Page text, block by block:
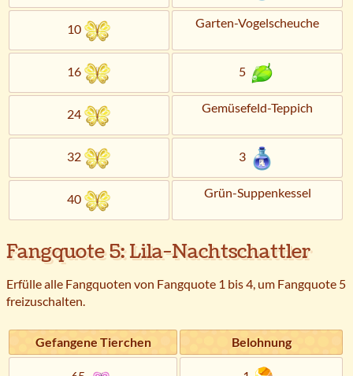
10 Garten-Vogelscheuche
16 5
24 Gemüsefeld-Teppich
32 3
40 Grün-Suppenkessel
Fangquote 5: Lila-Nachtschattler
Erfülle alle Fangquoten von Fangquote 1 bis 4, um Fangquote 5
freizuschalten.
Gefangene Tierchen Belohnung